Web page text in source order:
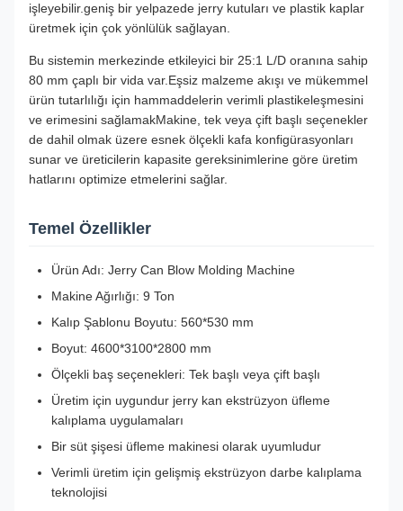
işleyebilir.geniş bir yelpazede jerry kutuları ve plastik kaplar
üretmek için çok yönlülük sağlayan.
Bu sistemin merkezinde etkileyici bir 25:1 L/D oranına sahip
80 mm çaplı bir vida var.Eşsiz malzeme akışı ve mükemmel
ürün tutarlılığı için hammaddelerin verimli plastikeleşmesini
ve erimesini sağlamakMakine, tek veya çift başlı seçenekler
de dahil olmak üzere esnek ölçekli kafa konfigürasyonları
sunar ve üreticilerin kapasite gereksinimlerine göre üretim
hatlarını optimize etmelerini sağlar.
Temel Özellikler
Ürün Adı: Jerry Can Blow Molding Machine
Makine Ağırlığı: 9 Ton
Kalıp Şablonu Boyutu: 560*530 mm
Boyut: 4600*3100*2800 mm
Ölçekli baş seçenekleri: Tek başlı veya çift başlı
Üretim için uygundur jerry kan ekstrüzyon üfleme
kalıplama uygulamaları
Bir süt şişesi üfleme makinesi olarak uyumludur
Verimli üretim için gelişmiş ekstrüzyon darbe kalıplama
teknolojisi